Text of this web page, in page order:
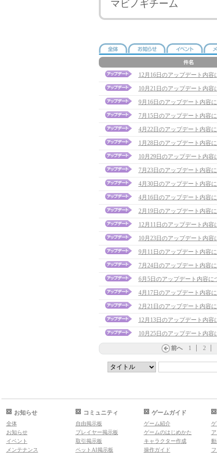
マビノギチーム
12月16日のアップデート内容
10月21日のアップデート内容
9月16日のアップデート内容
7月15日のアップデート内容
4月22日のアップデート内容
1月28日のアップデート内容
10月29日のアップデート内容
7月23日のアップデート内容
4月30日のアップデート内容
4月16日のアップデート内容
2月19日のアップデート内容
12月11日のアップデート内容
10月23日のアップデート内容
9月11日のアップデート内容
7月24日のアップデート内容
6月5日のアップデート内容に
4月17日のアップデート内容
2月21日のアップデート内容
12月13日のアップデート内容
10月25日のアップデート内容
前へ 1 2
お知らせ
全体
お知らせ
イベント
メンテナンス
コミュニティ
自由掲示板
プレイヤー掲示板
取引掲示板
ペットAI掲示板
ゲームガイド
ゲーム紹介
ゲームのはじめかた
キャラクター作成
操作ガイド